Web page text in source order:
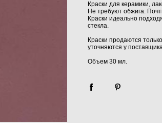
Краски для керамики,
Не требуют обжига.
Краски идеально
стекла.
Краски продаются
уточняются у
Объем 30 мл.